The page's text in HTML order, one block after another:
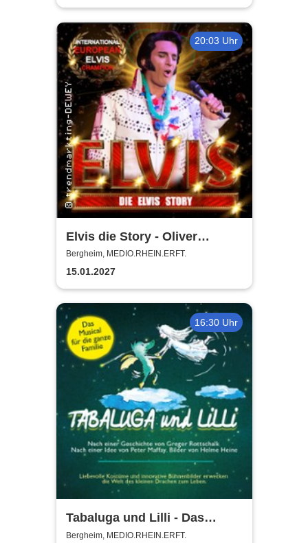
20:03 Uhr
Elvis die Story - Oliver
Steinhoff + Band
Bergheim, MEDIO.RHEIN.ERFT.
15.01.2027
16:30 Uhr
Tabaluga und Lilli - Das
drachenstarke Musical für die
Bergheim, MEDIO.RHEIN.ERFT.